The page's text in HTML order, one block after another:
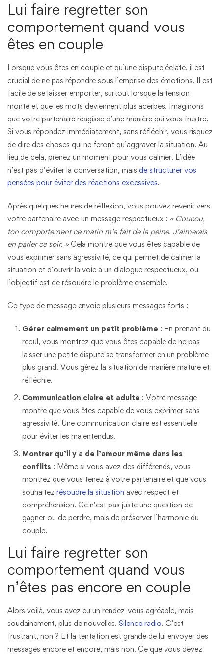
Lui faire regretter son
comportement quand vous
êtes en couple
Lorsque vous êtes en couple et qu’une dispute éclate, il est
crucial de ne pas répondre sous l’emprise des émotions. Il est
facile de se laisser emporter, surtout lorsque la tension
monte et que les mots deviennent plus acerbes. Imaginons
que votre partenaire réagisse d’une manière qui vous frustre.
Si vous répondez immédiatement, sans réfléchir, vous risquez
de dire des choses qui ne feront qu’aggraver la situation. Au
lieu de cela, prenez un moment pour vous calmer. L’idée
n’est pas d’éviter la conversation, mais de structurer vos
pensées pour éviter des réactions excessives.
Après quelques heures de réflexion, vous pouvez revenir vers
votre partenaire avec un message respectueux : « Coucou,
ton comportement ce matin m’a fait de la peine. J’aimerais
en parler ce soir. » Cela montre que vous êtes capable de
vous exprimer sans agressivité, ce qui permet de calmer la
situation et d’ouvrir la voie à un dialogue respectueux, où
l’objectif est de résoudre le problème ensemble.
Ce type de message envoie plusieurs messages forts :
Gérer calmement un petit problème : En prenant du
recul, vous montrez que vous êtes capable de ne pas
laisser une petite dispute se transformer en un problème
plus grand. Vous gérez la situation de manière mature et
réfléchie.
Communication claire et adulte : Votre message
montre que vous êtes capable de vous exprimer sans
agressivité. Une communication claire est essentielle
pour éviter les malentendus.
Montrer qu’il y a de l’amour même dans les
conflits : Même si vous avez des différends, vous
montrez que vous tenez à votre partenaire et que vous
souhaitez résoudre la situation avec respect et
compréhension. Ce n’est pas juste une question de
gagner ou de perdre, mais de préserver l’harmonie du
couple.
Lui faire regretter son
comportement quand vous
n’êtes pas encore en couple
Alors voilà, vous avez eu un rendez-vous agréable, mais
soudainement, plus de nouvelles. Silence radio. C’est
frustrant, non ? Et la tentation est grande de lui envoyer des
messages encore et encore, mais non. Ce que vous devez